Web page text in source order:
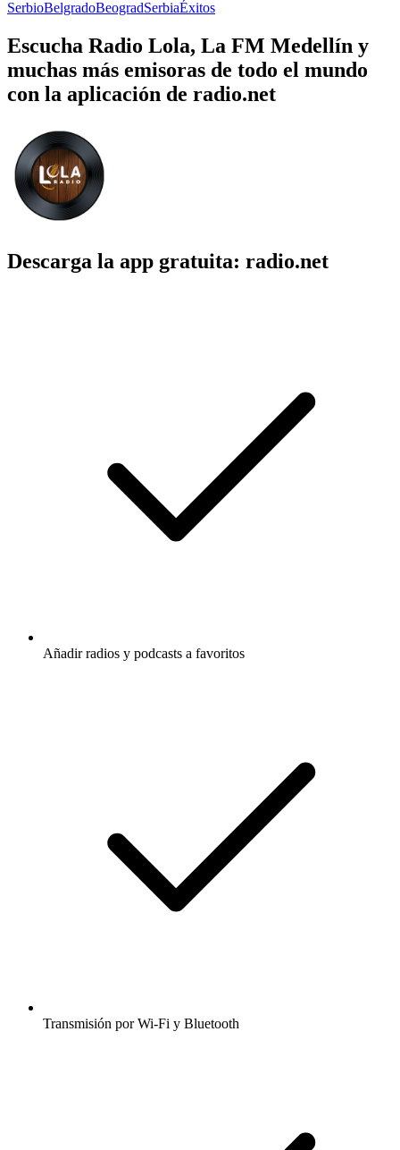
SerbioBelgradoBeogradSerbiaÉxitos
Escucha Radio Lola, La FM Medellín y
muchas más emisoras de todo el mundo
con la aplicación de radio.net
Descarga la app gratuita: radio.net
Añadir radios y podcasts a favoritos
Transmisión por Wi-Fi y Bluetooth